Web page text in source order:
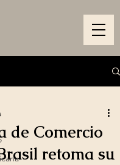
de Comercio
retoma su